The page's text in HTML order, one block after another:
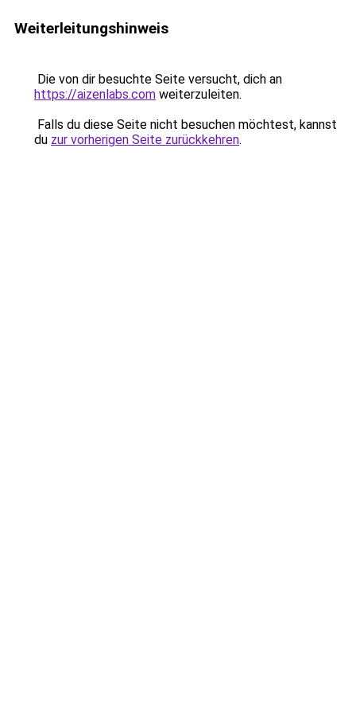
Weiterleitungshinweis
Die von dir besuchte Seite versucht, dich an
https://aizenlabs.com weiterzuleiten.
Falls du diese Seite nicht besuchen möchtest, kannst
du zur vorherigen Seite zurückkehren.